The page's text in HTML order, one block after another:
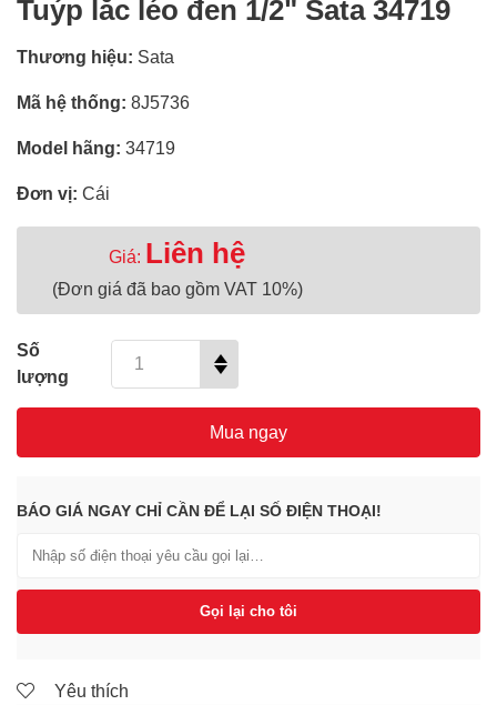
Tuýp lắc léo đen 1/2" Sata 34719
Thương hiệu: Sata
Mã hệ thống: 8J5736
Model hãng: 34719
Đơn vị: Cái
Giá: Liên hệ
(Đơn giá đã bao gồm VAT 10%)
Số
lượng
Mua ngay
BÁO GIÁ NGAY CHỈ CẦN ĐỂ LẠI SỐ ĐIỆN THOẠI!
Gọi lại cho tôi
Yêu thích